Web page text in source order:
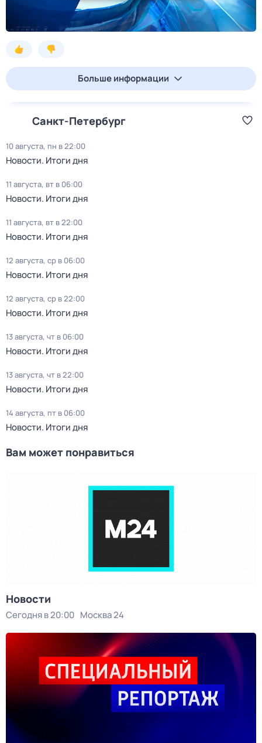
Больше информации
Санкт-Петербург
10 августа, пн в 22:00
Новости. Итоги дня
11 августа, вт в 06:00
Новости. Итоги дня
11 августа, вт в 22:00
Новости. Итоги дня
12 августа, ср в 06:00
Новости. Итоги дня
12 августа, ср в 22:00
Новости. Итоги дня
13 августа, чт в 06:00
Новости. Итоги дня
13 августа, чт в 22:00
Новости. Итоги дня
14 августа, пт в 06:00
Новости. Итоги дня
Вам может понравиться
Новости
Сегодня в 20:00 Москва 24